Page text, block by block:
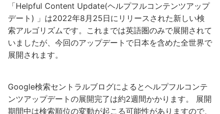
「Helpful Content Update(ヘルプフルコンテンツアップ
デート) 」は2022年8月25日にリリースされた新しい検
索アルゴリズムです。これまでは英語圏のみで展開されて
いましたが、今回のアップデートで日本を含めた全世界で
展開されます。
Google検索セントラルブログによるとヘルプフルコンテ
ンツアップデートの展開完了は約2週間かかります。 展開
期間中は検索順位の変動が起こる可能性がありますので、